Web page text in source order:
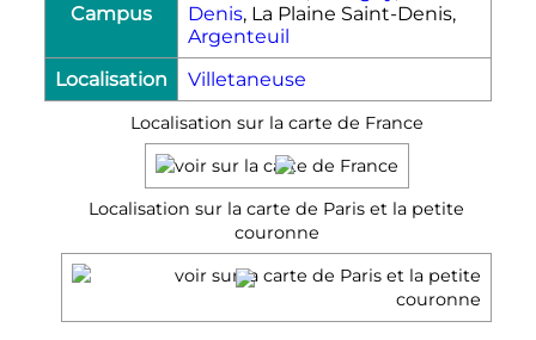
Campus
Denis, La Plaine Saint-Denis,
Argenteuil
Localisation
Villetaneuse
Localisation sur la carte de France
Localisation sur la carte de Paris et la petite
couronne